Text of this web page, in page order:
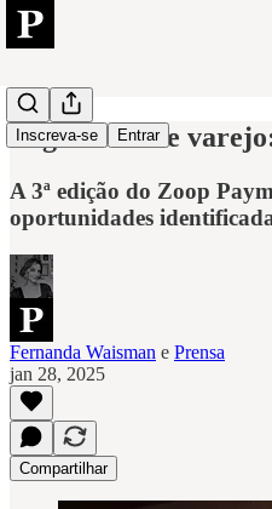
Inscreva-se Entrar
Pagamentos e
A 3ª edição do Zoop
oportunidades
Fernanda Waisman e Prensa
jan 28, 2025
Compartilhar